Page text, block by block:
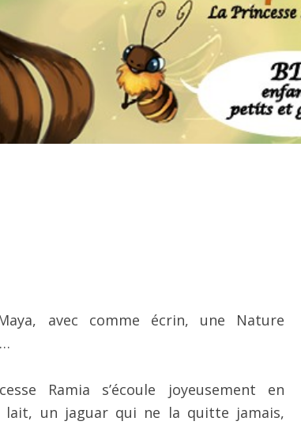
avec comme écrin, une Nature
Ramia s’écoule joyeusement en
un jaguar qui ne la quitte jamais,